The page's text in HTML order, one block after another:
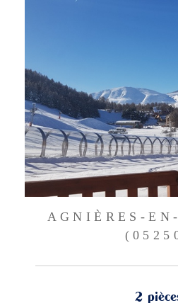
AGNIÈRES-
2